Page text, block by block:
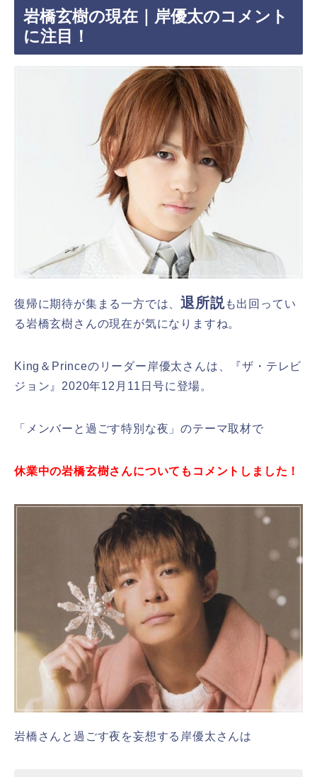
岩橋玄樹の現在｜岸優太のコメント
に注目！
復帰に期待が集まる一方では、退所説も出回ってい
る岩橋玄樹さんの現在が気になりますね。
King＆Princeのリーダー岸優太さんは、『ザ・テレビ
ジョン』2020年12月11日号に登場。
「メンバーと過ごす特別な夜」のテーマ取材で
休業中の岩橋玄樹さんについてもコメントしました！
岩橋さんと過ごす夜を妄想する岸優太さんは